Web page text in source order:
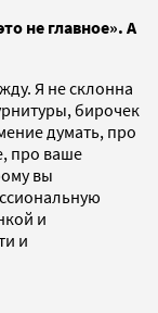
не главное». А
Я не склонна
бирочек
думать, про
про ваше
вы
и
и